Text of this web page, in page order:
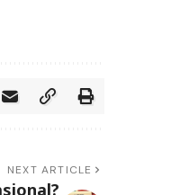
NEXT ARTICLE